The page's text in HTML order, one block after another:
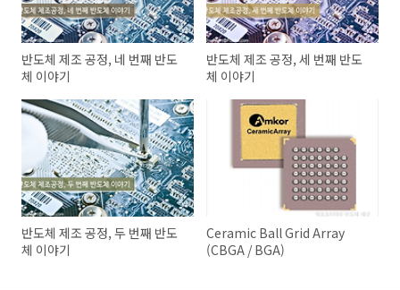
반도체 제조 공정, 네 번째 반도
체 이야기
반도체 제조 공정, 세 번째 반도
체 이야기
반도체 제조 공정, 두 번째 반도
체 이야기
Ceramic Ball Grid Array
(CBGA / BGA)